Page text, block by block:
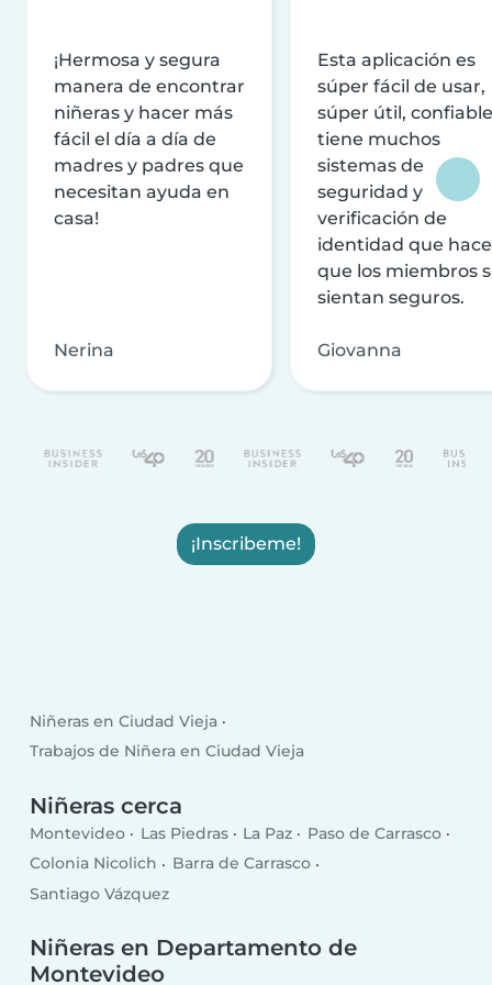
¡Hermosa y segura
manera de encontrar
niñeras y hacer más
fácil el día a día de
madres y padres que
necesitan ayuda en
casa!
Nerina
Esta aplicación es
súper fácil de usar,
súper útil,
tiene muchos
sistemas de
seguridad y
verificación de
identidad que
que los miembros
sientan seguros.
Giovanna
¡Inscribeme!
Niñeras en Ciudad Vieja
Trabajos de Niñera en Ciudad Vieja
Niñeras cerca
Montevideo Las Piedras La Paz
Paso de Carrasco
Colonia Nicolich
Barra de Carrasco
Santiago Vázquez
Niñeras en Departamento de
Montevideo